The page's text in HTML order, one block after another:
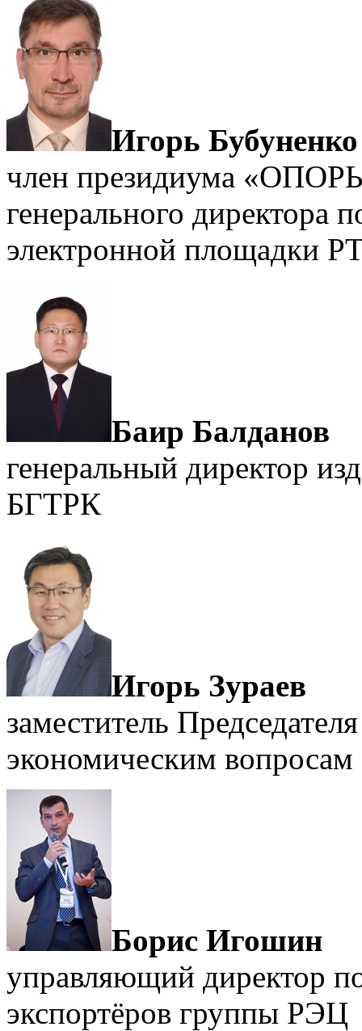
Игорь Бубуненко
член президиума
генерального директора
электронной площадки
Баир Балданов
генеральный директор
БГТРК
Игорь Зураев
заместитель
экономическим вопросам
Борис Игошин
управляющий директор
экспортёров группы РЭЦ